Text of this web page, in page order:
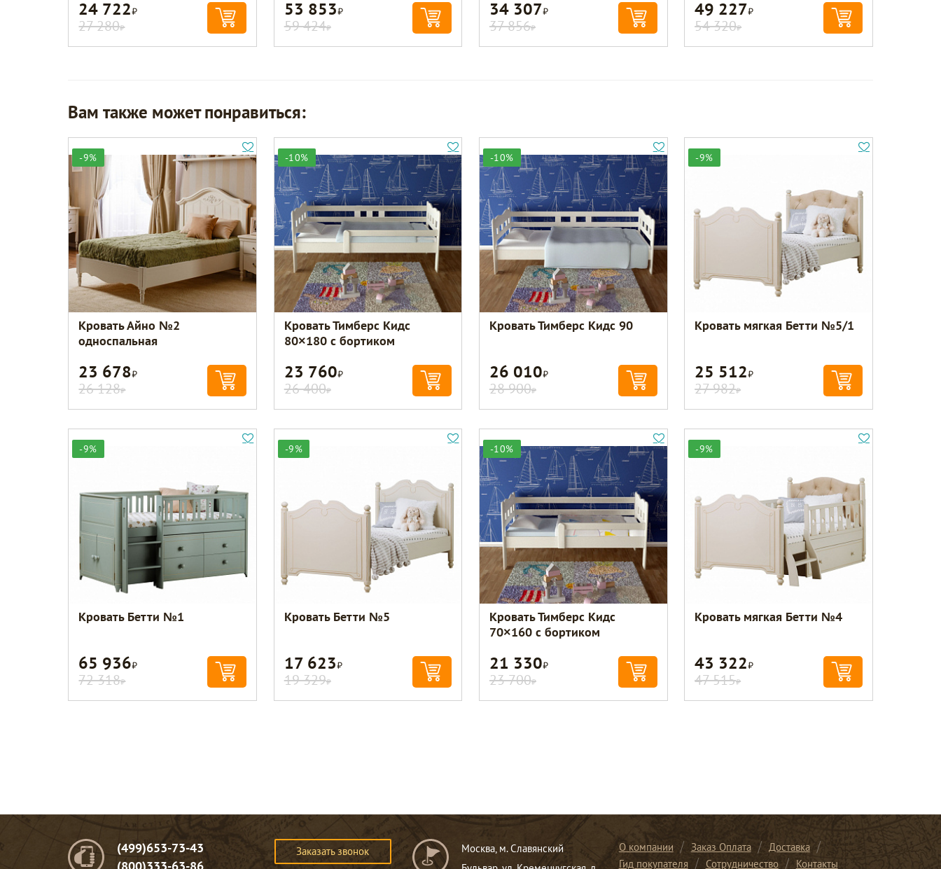
24 722Р
27 280Р
53 853Р
59 424Р
34 307Р
37 856Р
49 227Р
54 320Р
Вам также может понравиться:
-9%
Кровать Айно №2
односпальная
23 678Р
26 128Р
-10%
Кровать Тимберс Кидс
80×180 с бортиком
23 760Р
26 400Р
-10%
Кровать Тимберс Кидс 90
26 010Р
28 900Р
-9%
Кровать мягкая Бетти №5/1
25 512Р
27 982Р
-9%
Кровать Бетти №1
65 936Р
72 318Р
-9%
Кровать Бетти №5
17 623Р
19 329Р
-10%
Кровать Тимберс Кидс
70×160 с бортиком
21 330Р
23 700Р
-9%
Кровать мягкая Бетти №4
43 322Р
47 515Р
(499)653-73-43
Заказать звонок
Москва, м. Славянский
О компании Заказ Оплата
Доставка
Гид покупателя
Сотрудничество Контакты